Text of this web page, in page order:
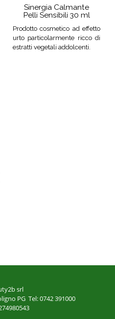
Sinergia Calmante
Pelli Sensibili 30 ml
Prodotto cosmetico ad effetto
urto particolarmente ricco di
estratti vegetali addolcenti.
srl
PG Tel: 0742 391000